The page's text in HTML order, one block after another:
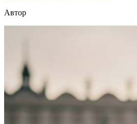
Автор